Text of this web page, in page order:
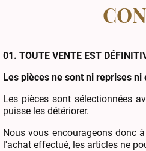
01. TOUTE VENTE EST
Les pièces ne sont ni reprises ni
Les pièces sont sélectionnées
puisse les détériorer.
Nous vous encourageons donc
l'achat effectué, les articles ne